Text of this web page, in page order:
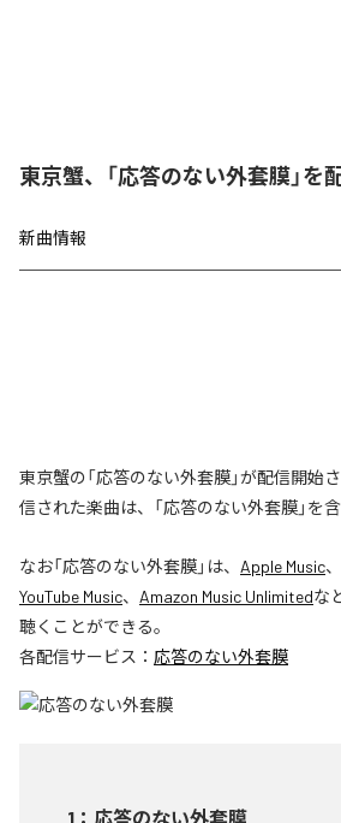
東京蟹、「応答のない外套膜」を
新曲情報
東京蟹の「応答のない外套膜」が配信開始
信された楽曲は、「応答のない外套膜」を
なお「応答のない外套膜」は、 Apple Music、
YouTube Music、 Amazon Music Unlimitedな
聴くことができる。
各配信サービス： 応答のない外套膜
1 ： 応答のない外套膜